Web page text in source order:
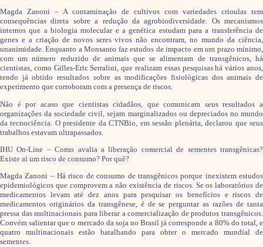
Magda Zanoni – A contaminação de cultivos com variedades crioulas tem
consequências direta sobre a redução da agrobiodiversidade. Os mecanismos
internos que a biologia molecular e a genética estudam para a transferência de
genes e a criação de novos seres vivos não encontram, no mundo da ciência,
unanimidade. Enquanto a Monsanto faz estudos de impacto em um prazo mínimo,
com um número reduzido de animais que se alimentam de transgênicos, há
cientistas, como Gilles-Eric Serralini, que realizam essas pesquisas há vários anos,
tendo já obtido resultados sobre as modificações fisiológicas dos animais de
experimento que corroboram com a presença de riscos.
Não é por acaso que cientistas cidadãos, que comunicam seus resultados a
organizações da sociedade civil, sejam marginalizados ou depreciados no mundo
da tecnociência. O presidente da CTNBio, em sessão plenária, declarou que seus
trabalhos estavam ultrapassados.
IHU On-Line – Como avalia a liberação comercial de sementes transgênicas?
Existe aí um risco de consumo? Por quê?
Magda Zanoni – Há risco de consumo de transgênicos porque inexistem estudos
epidemiológicos que comprovem a não existência de riscos. Se os laboratórios de
medicamentos levam até dez anos para pesquisar os benefícios e riscos de
medicamentos originários da transgênese, é de se perguntar as razões de tanta
pressa das multinacionais para liberar a comercialização de produtos transgênicos.
Convém salientar que o mercado da soja no Brasil já corresponde a 80% do total, e
quatro multinacionais estão batalhando para obter o mercado mundial de
sementes.